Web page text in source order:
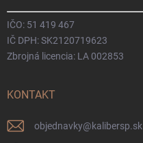
IČO: 51 419 467
IČ DPH: SK2120719623
Zbrojná licencia: LA 002853
KONTAKT
objednavky@kalibersp.sk